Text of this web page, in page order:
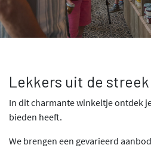
Lekkers uit de streek
In dit charmante winkeltje ontdek
bieden heeft.
We brengen een gevarieerd